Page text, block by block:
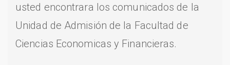
usted encontrara los comunicados de la
Unidad de Admisión de la Facultad de
Ciencias Economicas y Financieras.